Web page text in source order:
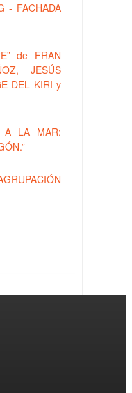
- FACHADA
de FRAN
JESÚS
DEL KIRI y
A LA MAR: